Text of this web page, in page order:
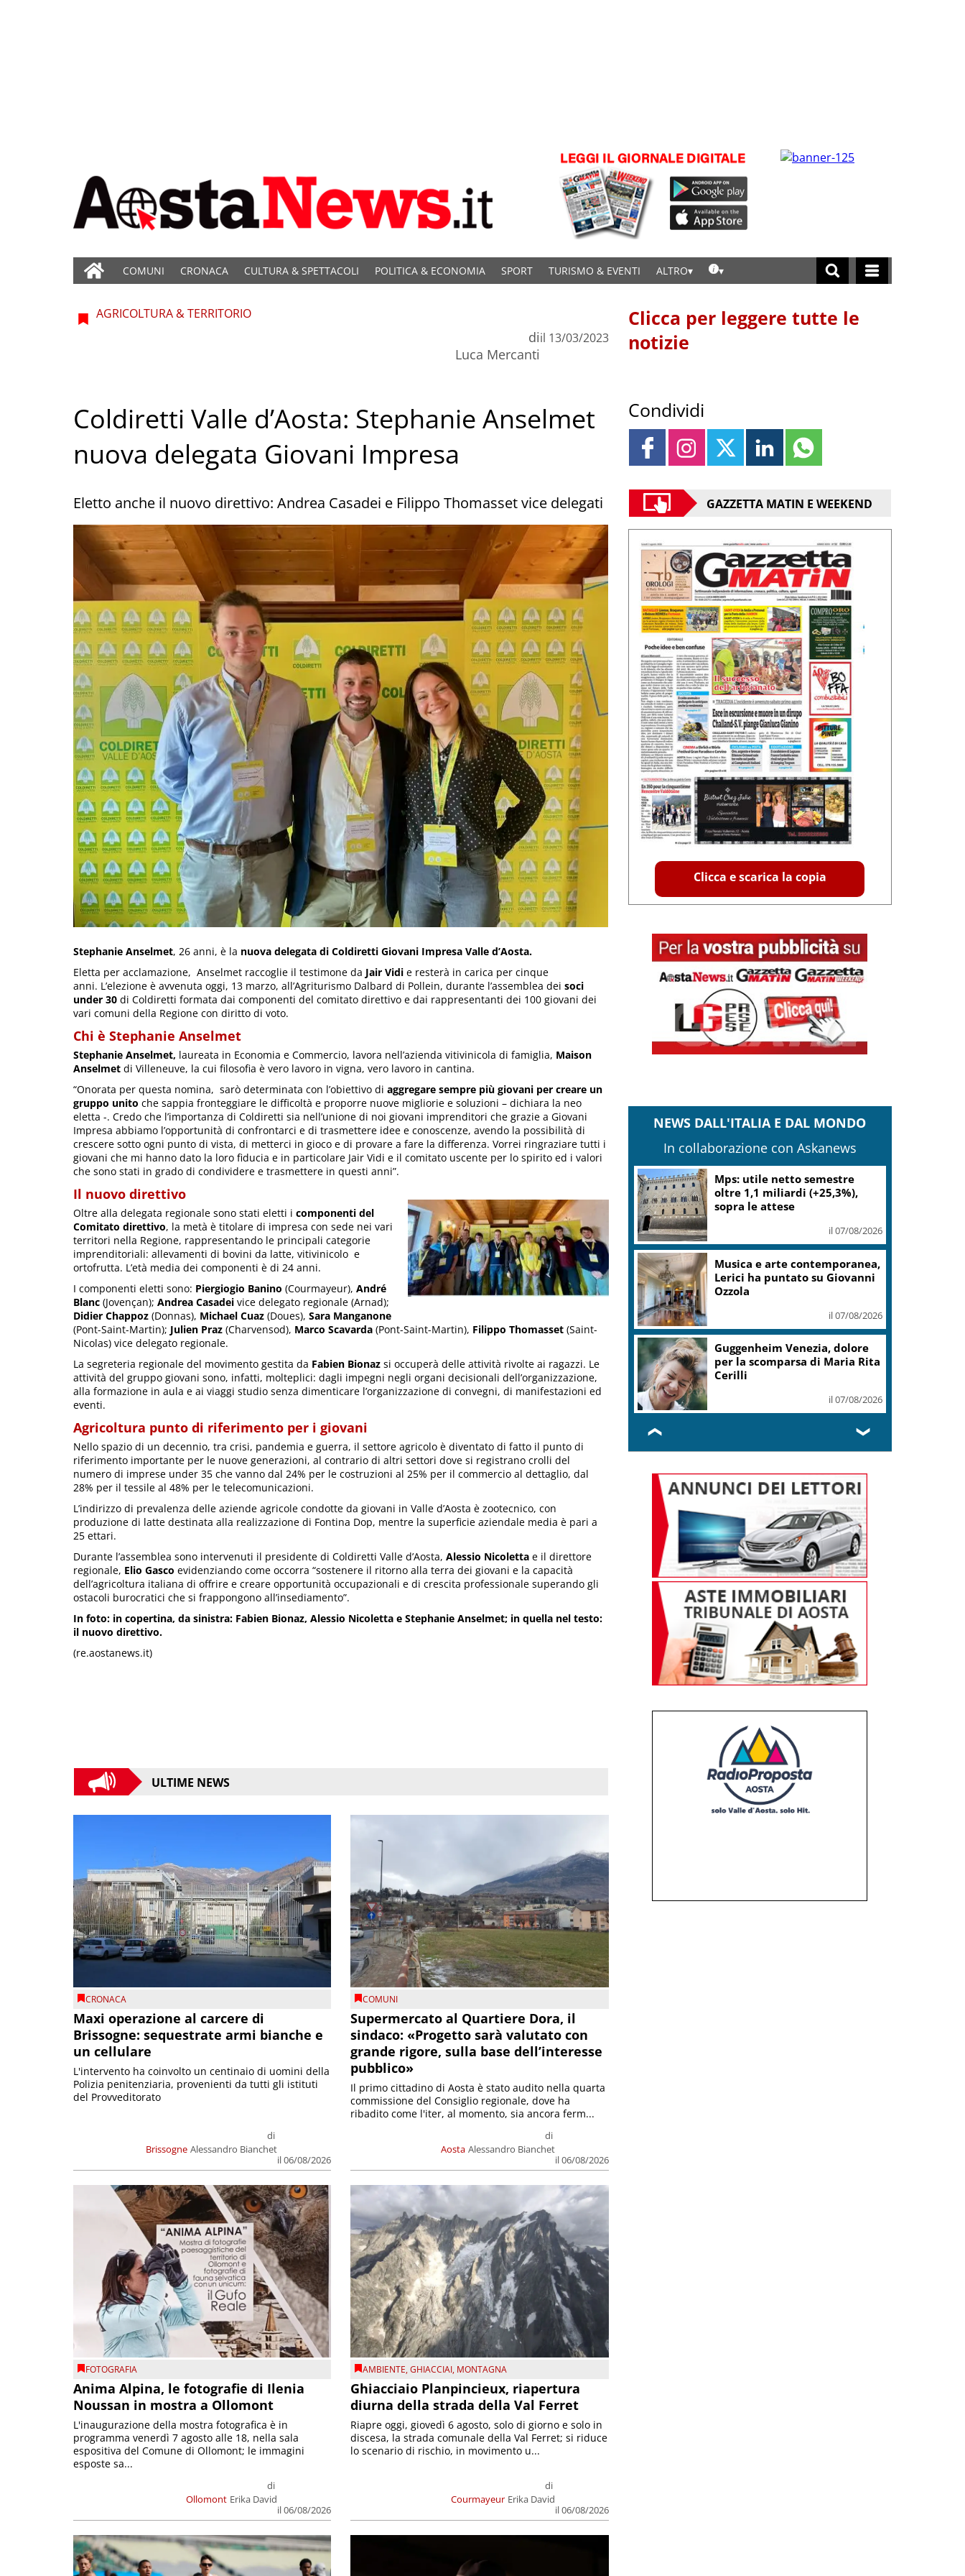
COMUNI CRONACA CULTURA & SPETTACOLI POLITICA & ECONOMIA SPORT TURISMO & EVENTI ALTRO
AGRICOLTURA & TERRITORIO
di
Luca Mercanti
il 13/03/2023
Coldiretti Valle d’Aosta: Stephanie Anselmet
nuova delegata Giovani Impresa
Eletto anche il nuovo direttivo: Andrea Casadei e Filippo Thomasset vice delegati
Stephanie Anselmet, 26 anni, è la nuova delegata di Coldiretti Giovani Impresa Valle d’Aosta.
Eletta per acclamazione, Anselmet raccoglie il testimone da Jair Vidi e resterà in carica per cinque
anni. L’elezione è avvenuta oggi, 13 marzo, all’Agriturismo Dalbard di Pollein, durante l’assemblea dei soci
under 30 di Coldiretti formata dai componenti del comitato direttivo e dai rappresentanti dei 100 giovani dei
vari comuni della Regione con diritto di voto.
Chi è Stephanie Anselmet
Stephanie Anselmet, laureata in Economia e Commercio, lavora nell’azienda vitivinicola di famiglia, Maison
Anselmet di Villeneuve, la cui filosofia è vero lavoro in vigna, vero lavoro in cantina.
“Onorata per questa nomina, sarò determinata con l’obiettivo di aggregare sempre più giovani per creare un
gruppo unito che sappia fronteggiare le difficoltà e proporre nuove migliorie e soluzioni – dichiara la neo
eletta -. Credo che l’importanza di Coldiretti sia nell’unione di noi giovani imprenditori che grazie a Giovani
Impresa abbiamo l’opportunità di confrontarci e di trasmettere idee e conoscenze, avendo la possibilità di
crescere sotto ogni punto di vista, di metterci in gioco e di provare a fare la differenza. Vorrei ringraziare tutti i
giovani che mi hanno dato la loro fiducia e in particolare Jair Vidi e il comitato uscente per lo spirito ed i valori
che sono stati in grado di condividere e trasmettere in questi anni”.
Il nuovo direttivo
Oltre alla delegata regionale sono stati eletti i componenti del
Comitato direttivo, la metà è titolare di impresa con sede nei vari
territori nella Regione, rappresentando le principali categorie
imprenditoriali: allevamenti di bovini da latte, vitivinicolo e
ortofrutta. L’età media dei componenti è di 24 anni.
I componenti eletti sono: Piergiogio Banino (Courmayeur), André
Blanc (Jovençan); Andrea Casadei vice delegato regionale (Arnad);
Didier Chappoz (Donnas), Michael Cuaz (Doues), Sara Manganone
(Pont-Saint-Martin); Julien Praz (Charvensod), Marco Scavarda (Pont-Saint-Martin), Filippo Thomasset (Saint-
Nicolas) vice delegato regionale.
La segreteria regionale del movimento gestita da Fabien Bionaz si occuperà delle attività rivolte ai ragazzi. Le
attività del gruppo giovani sono, infatti, molteplici: dagli impegni negli organi decisionali dell’organizzazione,
alla formazione in aula e ai viaggi studio senza dimenticare l’organizzazione di convegni, di manifestazioni ed
eventi.
Agricoltura punto di riferimento per i giovani
Nello spazio di un decennio, tra crisi, pandemia e guerra, il settore agricolo è diventato di fatto il punto di
riferimento importante per le nuove generazioni, al contrario di altri settori dove si registrano crolli del
numero di imprese under 35 che vanno dal 24% per le costruzioni al 25% per il commercio al dettaglio, dal
28% per il tessile al 48% per le telecomunicazioni.
L’indirizzo di prevalenza delle aziende agricole condotte da giovani in Valle d’Aosta è zootecnico, con
produzione di latte destinata alla realizzazione di Fontina Dop, mentre la superficie aziendale media è pari a
25 ettari.
Durante l’assemblea sono intervenuti il presidente di Coldiretti Valle d’Aosta, Alessio Nicoletta e il direttore
regionale, Elio Gasco evidenziando come occorra “sostenere il ritorno alla terra dei giovani e la capacità
dell’agricoltura italiana di offrire e creare opportunità occupazionali e di crescita professionale superando gli
ostacoli burocratici che si frappongono all’insediamento”.
In foto: in copertina, da sinistra: Fabien Bionaz, Alessio Nicoletta e Stephanie Anselmet; in quella nel testo:
il nuovo direttivo.
(re.aostanews.it)
ULTIME NEWS
CRONACA
Maxi operazione al carcere di
Brissogne: sequestrate armi bianche e
un cellulare
Brissogne
di
Alessandro Bianchet
il 06/08/2026
L'intervento ha coinvolto un centinaio di uomini della
Polizia penitenziaria, provenienti da tutti gli istituti
del Provveditorato
COMUNI
Supermercato al Quartiere Dora, il
sindaco: «Progetto sarà valutato con
grande rigore, sulla base dell’interesse
pubblico»
Aosta
di
Alessandro Bianchet
il 06/08/2026
Il primo cittadino di Aosta è stato audito nella quarta
commissione del Consiglio regionale, dove ha
ribadito come l'iter, al momento, sia ancora ferm...
FOTOGRAFIA
Anima Alpina, le fotografie di Ilenia
Noussan in mostra a Ollomont
Ollomont
di
Erika David
il 06/08/2026
L'inaugurazione della mostra fotografica è in
programma venerdì 7 agosto alle 18, nella sala
espositiva del Comune di Ollomont; le immagini
esposte sa...
AMBIENTE,GHIACCIAI, MONTAGNA
Ghiacciaio Planpincieux, riapertura
diurna della strada della Val Ferret
Courmayeur
di
Erika David
il 06/08/2026
Riapre oggi, giovedì 6 agosto, solo di giorno e solo in
discesa, la strada comunale della Val Ferret; si riduce
lo scenario di rischio, in movimento u...
Clicca per leggere tutte le
notizie
Condividi
GAZZETTA MATIN E WEEKEND
Clicca e scarica la copia
NEWS DALL'ITALIA E DAL MONDO
In collaborazione con Askanews
Mps: utile netto semestre
oltre 1,1 miliardi (+25,3%),
sopra le attese
il 07/08/2026
Musica e arte contemporanea,
Lerici ha puntato su Giovanni
Ozzola
il 07/08/2026
Guggenheim Venezia, dolore
per la scomparsa di Maria Rita
Cerilli
il 07/08/2026
❮ ❯